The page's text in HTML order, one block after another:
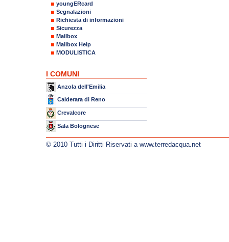
youngERcard
Segnalazioni
Richiesta di informazioni
Sicurezza
Mailbox
Mailbox Help
MODULISTICA
I COMUNI
Anzola dell'Emilia
Calderara di Reno
Crevalcore
Sala Bolognese
© 2010 Tutti i Diritti Riservati a www.terredacqua.net